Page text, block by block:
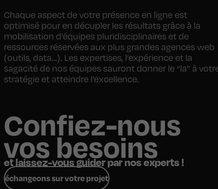
Chaque aspect de votre présence en ligne est
optimisé pour en décupler les résultats grâce à la
mobilisation d’équipes pluridisciplinaires et de
ressources réservées aux plus grandes agences web
(outils, data…). Les expertises, l’expérience et la
sagacité de nos équipes sauront donner le “la” à
stratégie et atteindre l’excellence.
Confiez-nous
vos besoins
et laissez-vous guider par nos experts !
échangeons sur votre projet